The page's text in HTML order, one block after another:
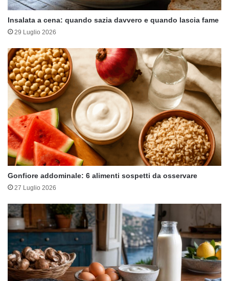
Insalata a cena: quando sazia davvero e quando lascia fame
29 Luglio 2026
Gonfiore addominale: 6 alimenti sospetti da osservare
27 Luglio 2026